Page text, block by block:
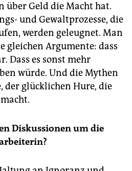
über Geld die Macht hat.
und Gewaltprozesse, die
werden geleugnet. Man
gleichen Argumente: dass
Dass es sonst mehr
würde. Und die Mythen
der glücklichen Hure, die
Diskussionen um die